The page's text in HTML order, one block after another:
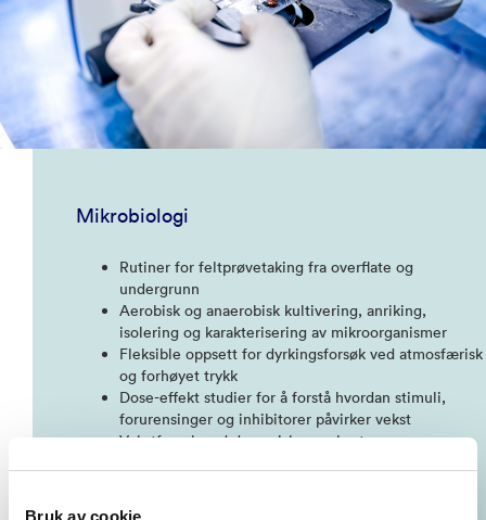
Bruk av cookie
Mikrobiologi
Rutiner for feltprøvetaking fra overflate og
undergrunn
Aerobisk og anaerobisk kultivering, anriking,
isolering og karakterisering av mikroorganismer
Fleksible oppsett for dyrkingsforsøk ved atmosfærisk
og forhøyet trykk
Dose-effekt studier for å forstå hvordan stimuli,
forurensinger og inhibitorer påvirker vekst
Vekstforsøk ved dynamiske væskestrøm